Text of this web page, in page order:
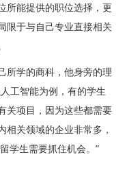
所能提供的职位选择，更
限于与自己专业直接相关
学的商科，他身旁的理
工智能为例，有的学生
关项目，因为这些都需要
相关领域的企业非常多，
学生需要抓住机会。”